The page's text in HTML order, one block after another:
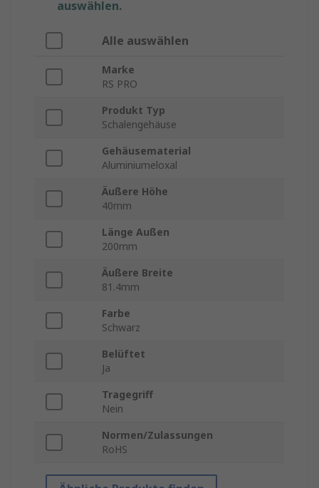
auswählen.
Alle auswählen
Marke
RS PRO
Produkt Typ
Schalengehäuse
Gehäusematerial
Aluminiumeloxal
Äußere Höhe
40mm
Länge Außen
200mm
Äußere Breite
81.4mm
Farbe
Schwarz
Belüftet
Ja
Tragegriff
Nein
Normen/Zulassungen
RoHS